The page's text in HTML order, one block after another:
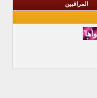
المراقبين